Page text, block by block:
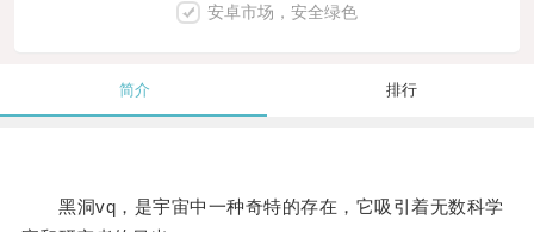
安卓市场，安全绿色
简介 排行
黑洞vq，是宇宙中一种奇特的存在，它吸引着无数科学